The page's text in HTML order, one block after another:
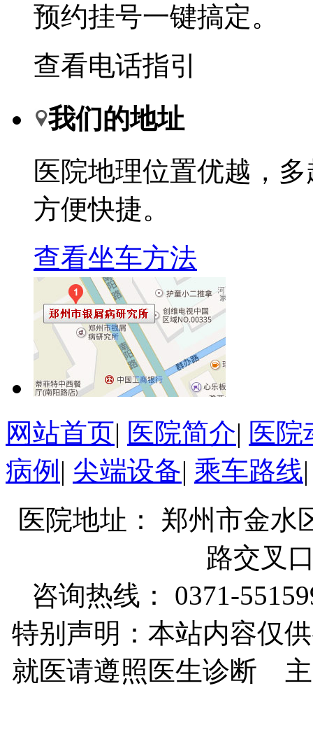
预约挂号一键搞定。
查看电话指引
我们的地址
医院地理位置优越，
方便快捷。
查看坐车方法
网站首页| 医院简介| 医院
病例 | 尖端设备| 乘车路线
医院地址： 郑州市金水
路交叉
咨询热线： 0371-
特别声明：本站内容仅
就医请遵照医生诊断